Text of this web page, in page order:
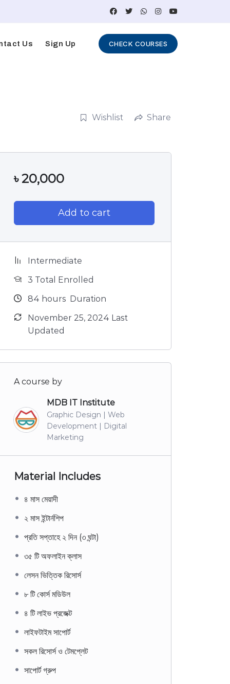
Us Sign Up CHECK COURSES
Wishlist Share
৳20,000
Add to cart
Intermediate
3 Total Enrolled
84 hours Duration
November 25, 2024 Last
Updated
A course by
MDB IT Institute
Graphic Design | Web
Development | Digital
Marketing
Material Includes
৪ মাস মেয়াদী
২ মাস ইন্টার্নশিপ
প্রতি সপ্তাহে ২ দিন (৩ ঘন্টা)
৩৫ টি অফলাইন ক্লাস
লেসন ভিত্তিক রিসোর্স
৮ টি কোর্স মডিউল
৪ টি লাইভ প্রজেক্ট
লাইফটাইম সাপোর্ট
সকল রিসোর্স ও টেমপ্লেট
সাপোর্ট গ্রুপ